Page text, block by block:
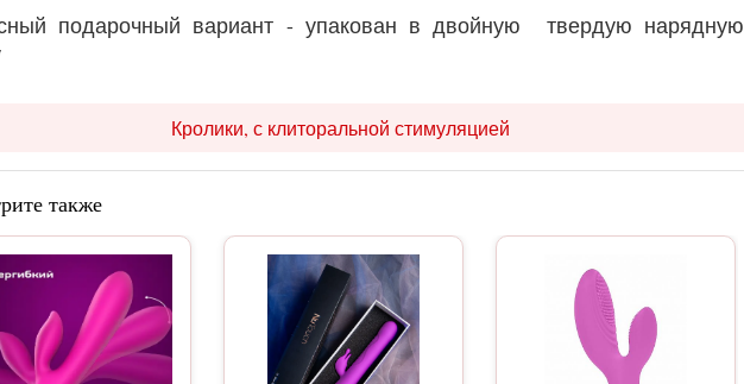
подарочный вариант - упакован в двойную твердую нарядную
Кролики, с клиторальной стимуляцией
также